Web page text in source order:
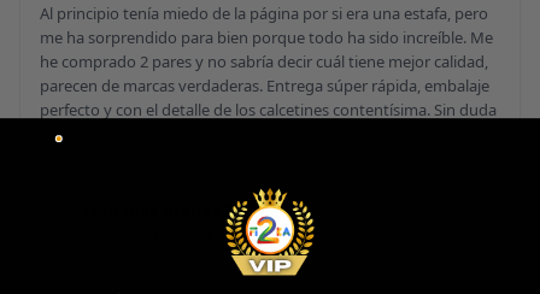
Al principio tenía miedo de la página por si era una estafa, pero
me ha sorprendido para bien porque todo ha sido increíble. Me
he comprado 2 pares y no sabría decir cuál tiene mejor calidad,
parecen de marcas verdaderas. Entrega súper rápida, embalaje
perfecto y con el detalle de los calcetines contentísima. Sin duda
volvería a comprar.
Fernando Aranda Morales
Reseña en Trustpilot